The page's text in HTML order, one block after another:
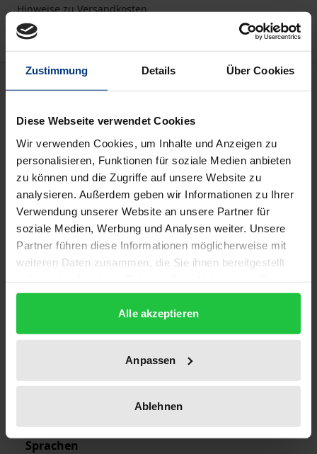
Zustimmung Details Über Cookies
Diese Webseite verwendet Cookies
Wir verwenden Cookies, um Inhalte und Anzeigen zu
personalisieren, Funktionen für soziale Medien anbieten
zu können und die Zugriffe auf unsere Website zu
analysieren. Außerdem geben wir Informationen zu Ihrer
Verwendung unserer Website an unsere Partner für
soziale Medien, Werbung und Analysen weiter. Unsere
Partner führen diese Informationen möglicherweise mit
weiteren Daten zusammen, die Sie ihnen bereitgestellt
gesammelt haben.
Alle akzeptieren
Anpassen
Ablehnen
Hinweise zu Versandkosten
Bibliografische Angaben
1
ISBN
978-3-7890-1665-3
Erscheinungsdatum
29.11.1988
Verlag
Sprachen